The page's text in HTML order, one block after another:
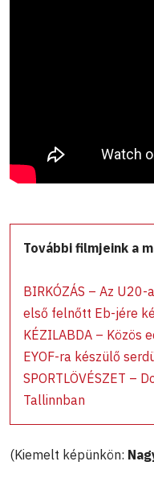
További filmjeink a
BIRKÓZÁS – Az
első felnőtt Eb-jére
KÉZILABDA – Közös
EYOF-ra készülő
SPORTLÖVÉSZET –
Tallinnban
(Kiemelt képünkön: